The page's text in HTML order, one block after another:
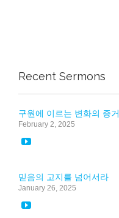
Recent Sermons
구원에 이르는 변화의 증거
February 2, 2025

믿음의 고지를 넘어서라
January 26, 2025
